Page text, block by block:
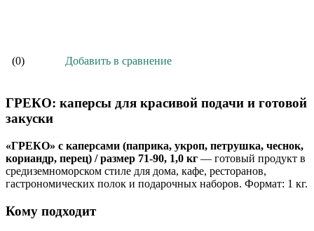
(0) Добавить в сравнение
ГРЕКО: каперсы для красивой подачи и готовой
закуски
«ГРЕКО» с каперсами (паприка, укроп, петрушка, чеснок,
кориандр, перец) / размер 71-90, 1,0 кг — готовый продукт в
средиземноморском стиле для дома, кафе, ресторанов,
гастрономических полок и подарочных наборов. Формат: 1 кг.
Кому подходит